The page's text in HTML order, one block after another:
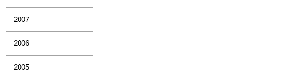
2007
2006
2005